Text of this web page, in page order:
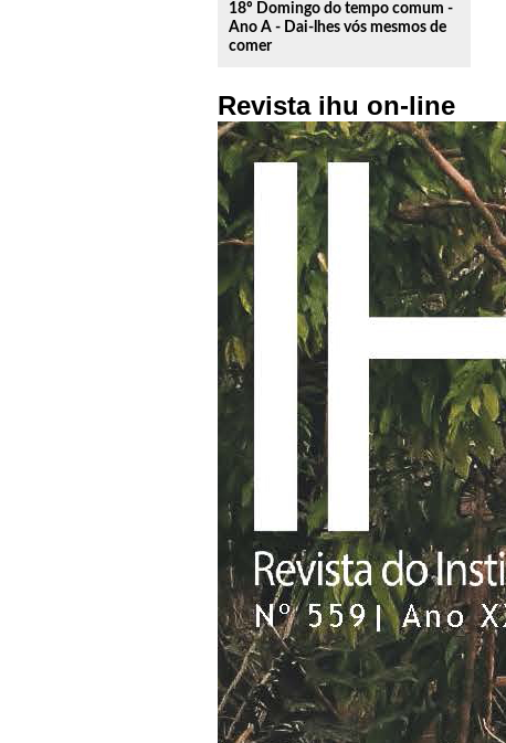
18º Domingo do tempo comum -
Ano A - Dai-lhes vós mesmos de
comer
Revista ihu on-line